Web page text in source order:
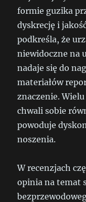
formie guzika
dyskrecję i
podkreśla, że
niewidoczne na
nadaje się do
materiałów
znaczenie.
chwali sobie
powoduje
noszenia.
W recenzjach
opinia na temat